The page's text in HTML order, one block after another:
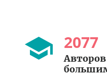
2077
Авторов